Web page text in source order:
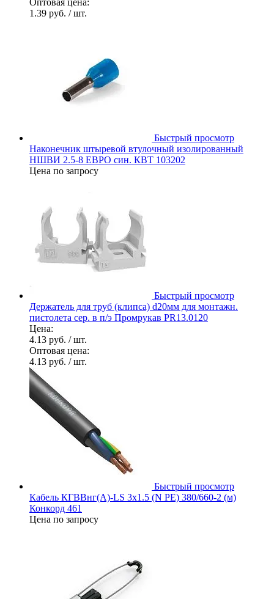
1.39 руб. / шт.
Быстрый просмотр
Наконечник штыревой втулочный изолированный
НШВИ 2.5-8 ЕВРО син. КВТ 103202
Цена по запросу
Быстрый просмотр
Держатель для труб (клипса) d20мм для монтажн.
пистолета сер. в п/э Промрукав PR13.0120
Цена:
4.13 руб. / шт.
Оптовая цена:
4.13 руб. / шт.
Быстрый просмотр
Кабель КГВВнг(А)-LS 3х1.5 (N PE) 380/660-2 (м)
Конкорд 461
Цена по запросу